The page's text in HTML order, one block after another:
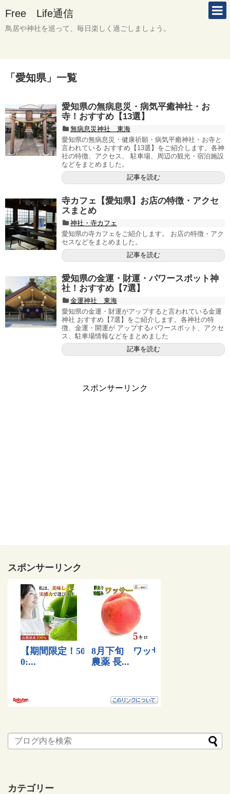
Free Life通信
鳥居や神社を巡って、毎日楽しく過ごしましょう。
「 愛知県 」 一覧
愛知県の無病息災・病気平癒神社・お
寺！おすすめ【13選】
無病息災神社 東海
愛知県の無病息災・健康祈願・病気平癒神社・お寺と
言われている おすすめ【13選】をご紹介します。各神
社の特徴、アクセス、 駐車場、周辺の観光・宿泊施設
などをまとめました。
記事を読む
寺カフェ【愛知県】お店の特徴・アクセ
スまとめ
神社・寺カフェ
愛知県の寺カフェをご紹介します。 お店の特徴・アク
セスなどをまとめました。
記事を読む
愛知県の金運・財運・パワースポット神
社！おすすめ【7選】
金運神社 東海
愛知県の金運・財運がアップすると言われている金運
神社 おすすめ【7選】をご紹介します。各神社の特
徴、金運・開運が アップするパワースポット、アクセ
ス、駐車場情報などをまとめました
記事を読む
スポンサーリンク
スポンサーリンク
カテゴリー